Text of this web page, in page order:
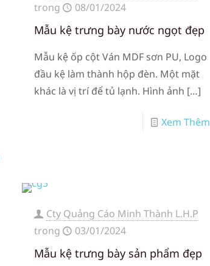
trong
08/01/2024
Mẫu kệ trưng bày nước ngọt đẹp
Mẫu kệ ốp cột Ván MDF sơn PU, Logo
đầu kệ làm thành hộp đèn. Một mặt
khác là vị trí để tủ lạnh. Hình ảnh […]
Xem Thêm
Cty Quảng Cáo Minh Thành L.H.P
trong
03/01/2024
Mẫu kệ trưng bày sản phẩm đẹp